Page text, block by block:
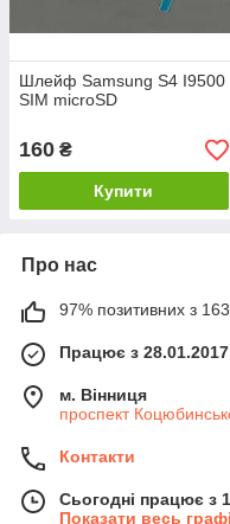
Шлейф Samsung S4 I9500
SIM microSD
160 ₴
Купити
Про нас
97% позитивних з 163
Працює з 28.01.2017
м. Вінниця
проспект
Контакти
Сьогодні працює з
Показати весь